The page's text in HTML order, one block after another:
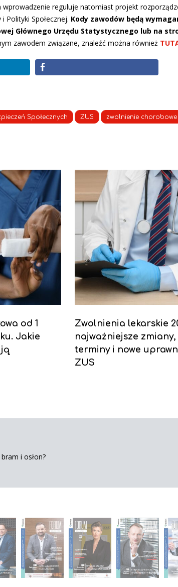
reguluje natomiast projekt
Polityki Społecznej. Kody zawodów będą
Głównego Urzędu Statystycznego lub na
zawodem związane, znaleźć można również
Społecznych ZUS zwolnienie chorobowe
od 1
Jakie
Zwolnienia lekarskie
najważniejsze zmiany,
terminy i nowe
ZUS
i osłon?